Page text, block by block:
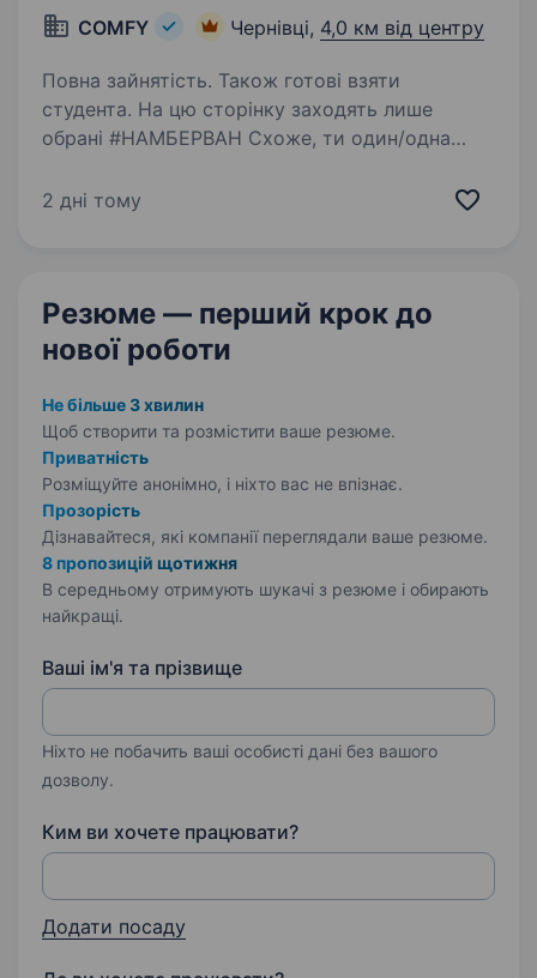
COMFY Чернівці, 4,0 км від центру
Повна зайнятість. Також готові взяти
студента. На цю сторінку заходять лише
обрані #НАМБЕРВАН Схоже, ти один/одна
новинок в домашніх гаджетах та сервісах
2 дні тому
Резюме — перший крок до
нової роботи
Не більше 3 хвилин
Щоб створити та розмістити ваше резюме.
Приватність
Розміщуйте анонімно, і ніхто вас не впізнає.
Прозорість
Дізнавайтеся, які компанії переглядали ваше резюме.
8 пропозицій щотижня
В середньому отримують шукачі з резюме і обирають
найкращі.
Ваші ім'я та прізвище
Ніхто не побачить ваші особисті дані без вашого
дозволу.
Ким ви хочете працювати?
Додати посаду